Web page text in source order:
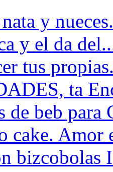
y
y el da
tus
ta
de beb para
cake. Amor
bizcobolas